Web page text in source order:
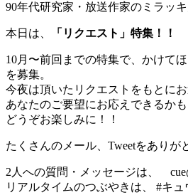
90年代研究家・放送作家のミラッ
本日は、 「リクエスト」特集！！
10月〜前回までの特集で、かけて
を募集。
今夜は頂いたリクエストをもとにお
あなたのご要望にお応えできるかも
どうぞお楽しみに！！
たくさんのメール、Tweetをありが
2人への質問・メッセージは、
リアルタイムのつぶやきは、 #キ